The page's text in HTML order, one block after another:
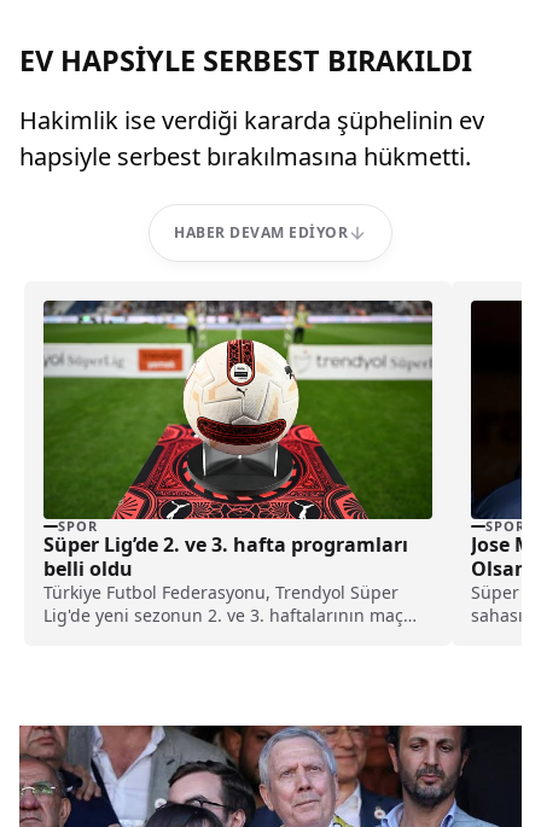
EV HAPSİYLE SERBEST BIRAKILDI
Hakimlik ise verdiği kararda şüphelinin ev
hapsiyle serbest bırakılmasına hükmetti.
HABER DEVAM EDIYOR
SPOR
Süper Lig’de 2. ve 3. hafta programları
belli oldu
Türkiye Futbol Federasyonu, Trendyol Süper
Lig'de yeni sezonun 2. ve 3. haftalarının maç
SPOR
Jose
Olsam
Süper